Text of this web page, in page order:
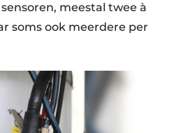
meestal twee à
soms ook meerdere per